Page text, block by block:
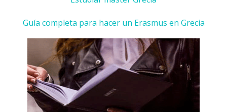
Guía completa para hacer un Erasmus en Grecia